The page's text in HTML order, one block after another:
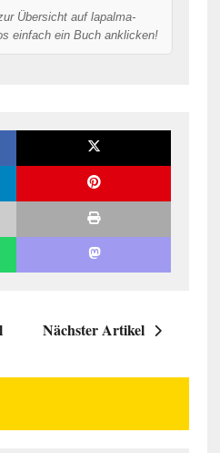
Übersicht auf lapalma-
einfach ein Buch anklicken!
Nächster Artikel